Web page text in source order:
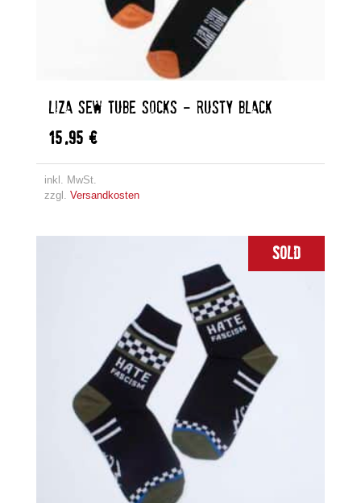
LIZA SEW TUBE SOCKS – RUSTY BLACK
15,95 €
inkl. MwSt.
zzgl. Versandkosten
Sold